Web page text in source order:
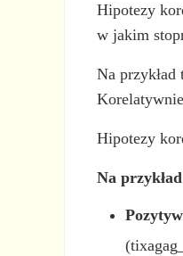
Hipotezy
w jakim
Na
Hipotezy
Na przykład